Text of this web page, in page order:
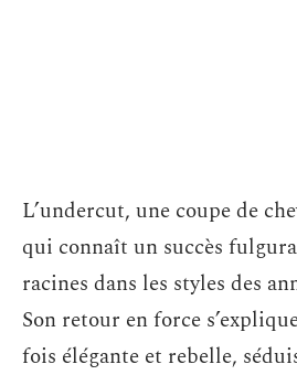
L’undercut, une coupe de
qui connaît un succès
racines dans les styles des
Son retour en force
fois élégante et rebelle,